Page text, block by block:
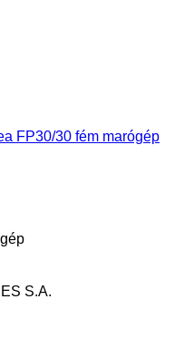
FP30/30 fém marógép
S.A.